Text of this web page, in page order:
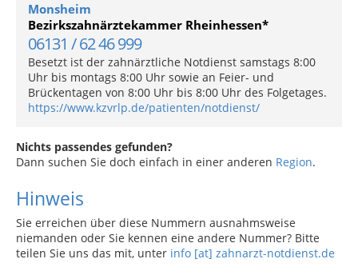
Monsheim
Bezirkszahnärztekammer Rheinhessen*
06131 / 62 46 999
Besetzt ist der zahnärztliche Notdienst samstags 8:00
Uhr bis montags 8:00 Uhr sowie an Feier- und
Brückentagen von 8:00 Uhr bis 8:00 Uhr des Folgetages.
https://www.kzvrlp.de/patienten/notdienst/
Nichts passendes gefunden?
Dann suchen Sie doch einfach in einer anderen Region.
Hinweis
Sie erreichen über diese Nummern ausnahmsweise
niemanden oder Sie kennen eine andere Nummer? Bitte
teilen Sie uns das mit, unter info [at] zahnarzt-notdienst.de